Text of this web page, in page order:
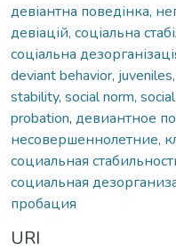
девіантна поведінка,
девіацій, соціальна
соціальна
deviant behavior,
stability, social norm,
probation, девиантное
несовершеннолетние,
социальная
социальная
пробация
URI